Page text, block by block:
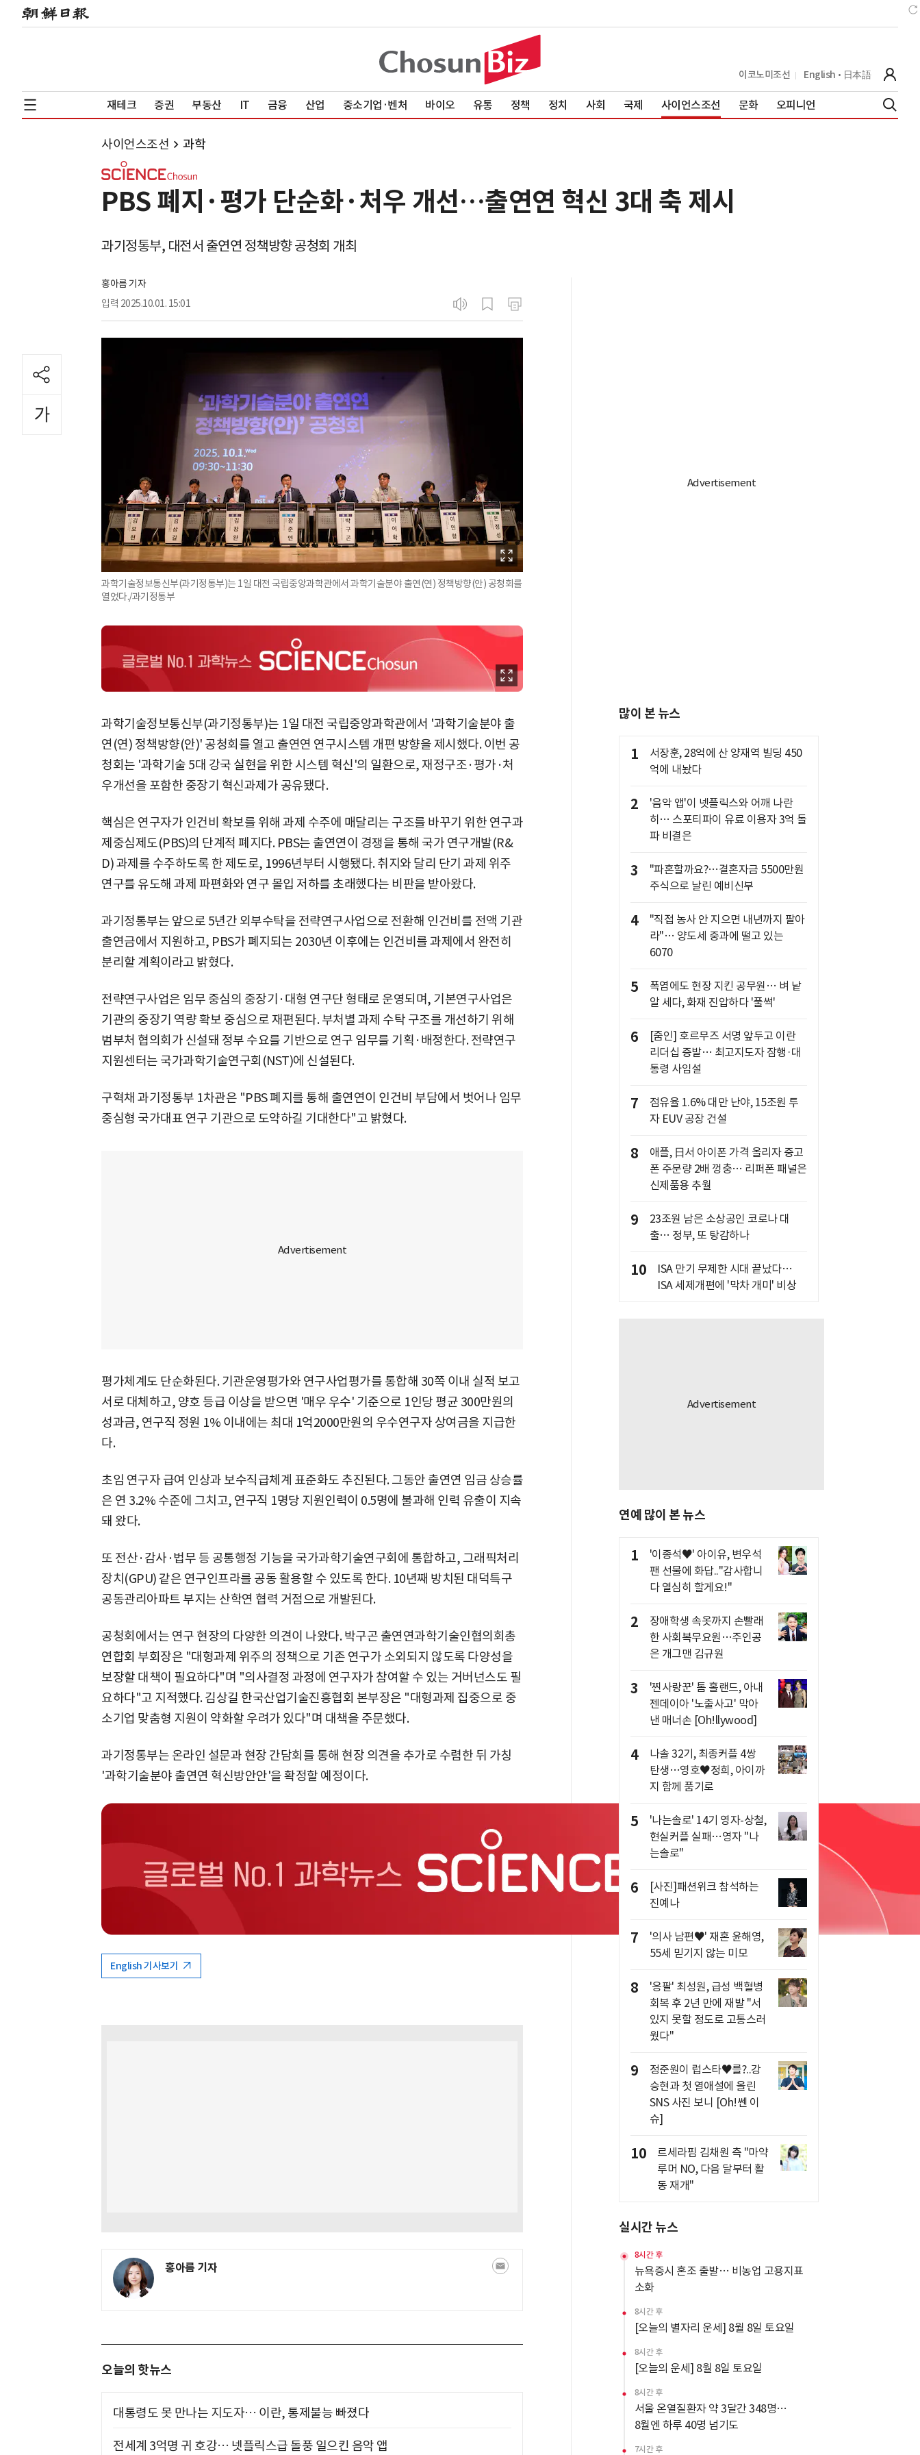
이코노미조선 English 日本語
재테크 증권 부동산 IT 금융 산업 중소기업·벤처 바이오 유통 정책 정치 사회 국제 사이언스조선 문화 오피니언
사이언스조선 과학
PBS 폐지·평가 단순화·처우 개선…출연연 혁신 3대 축 제시
과기정통부, 대전서 출연연 정책방향 공청회 개최
홍아름 기자
입력 2025.10.01. 15:01
과학기술정보통신부(과기정통부)는 1일 대전 국립중앙과학관에서 과학기술분야 출연(연) 정책방향(안) 공청회를
열었다./과기정통부
과학기술정보통신부(과기정통부)는 1일 대전 국립중앙과학관에서 '과학기술분야 출
연(연) 정책방향(안)' 공청회를 열고 출연연 연구시스템 개편 방향을 제시했다. 이번 공
청회는 '과학기술 5대 강국 실현을 위한 시스템 혁신'의 일환으로, 재정구조·평가·처
우개선을 포함한 중장기 혁신과제가 공유됐다.
핵심은 연구자가 인건비 확보를 위해 과제 수주에 매달리는 구조를 바꾸기 위한 연구과
제중심제도(PBS)의 단계적 폐지다. PBS는 출연연이 경쟁을 통해 국가 연구개발(R&
D) 과제를 수주하도록 한 제도로, 1996년부터 시행됐다. 취지와 달리 단기 과제 위주
연구를 유도해 과제 파편화와 연구 몰입 저하를 초래했다는 비판을 받아왔다.
과기정통부는 앞으로 5년간 외부수탁을 전략연구사업으로 전환해 인건비를 전액 기관
출연금에서 지원하고, PBS가 폐지되는 2030년 이후에는 인건비를 과제에서 완전히
분리할 계획이라고 밝혔다.
전략연구사업은 임무 중심의 중장기·대형 연구단 형태로 운영되며, 기본연구사업은
기관의 중장기 역량 확보 중심으로 재편된다. 부처별 과제 수탁 구조를 개선하기 위해
범부처 협의회가 신설돼 정부 수요를 기반으로 연구 임무를 기획·배정한다. 전략연구
지원센터는 국가과학기술연구회(NST)에 신설된다.
구혁채 과기정통부 1차관은 "PBS 폐지를 통해 출연연이 인건비 부담에서 벗어나 임무
중심형 국가대표 연구 기관으로 도약하길 기대한다"고 밝혔다.
평가체계도 단순화된다. 기관운영평가와 연구사업평가를 통합해 30쪽 이내 실적 보고
서로 대체하고, 양호 등급 이상을 받으면 '매우 우수' 기준으로 1인당 평균 300만원의
성과금, 연구직 정원 1% 이내에는 최대 1억2000만원의 우수연구자 상여금을 지급한
다.
초임 연구자 급여 인상과 보수직급체계 표준화도 추진된다. 그동안 출연연 임금 상승률
은 연 3.2% 수준에 그치고, 연구직 1명당 지원인력이 0.5명에 불과해 인력 유출이 지속
돼 왔다.
또 전산·감사·법무 등 공통행정 기능을 국가과학기술연구회에 통합하고, 그래픽처리
장치(GPU) 같은 연구인프라를 공동 활용할 수 있도록 한다. 10년째 방치된 대덕특구
공동관리아파트 부지는 산학연 협력 거점으로 개발된다.
공청회에서는 연구 현장의 다양한 의견이 나왔다. 박구곤 출연연과학기술인협의회총
연합회 부회장은 "대형과제 위주의 정책으로 기존 연구가 소외되지 않도록 다양성을
보장할 대책이 필요하다"며 "의사결정 과정에 연구자가 참여할 수 있는 거버넌스도 필
요하다"고 지적했다. 김상길 한국산업기술진흥협회 본부장은 "대형과제 집중으로 중
소기업 맞춤형 지원이 약화할 우려가 있다"며 대책을 주문했다.
과기정통부는 온라인 설문과 현장 간담회를 통해 현장 의견을 추가로 수렴한 뒤 가칭
'과학기술분야 출연연 혁신방안안'을 확정할 예정이다.
English 기사보기
홍아름 기자
오늘의 핫뉴스
대통령도 못 만나는 지도자… 이란, 통제불능 빠졌다
전세계 3억명 귀 호강… 넷플릭스급 돌풍 일으킨 음악 앱
많이 본 뉴스
1
서장훈, 28억에 산 양재역 빌딩 450
억에 내놨다
2
'음악 앱'이 넷플릭스와 어깨 나란
히… 스포티파이 유료 이용자 3억 돌
파 비결은
3
"파혼할까요?…결혼자금 5500만원
주식으로 날린 예비신부
4
"직접 농사 안 지으면 내년까지 팔아
라"… 양도세 중과에 떨고 있는
6070
5
폭염에도 현장 지킨 공무원… 벼 낱
알 세다, 화재 진압하다 '풀썩'
6
[줌인] 호르무즈 서명 앞두고 이란
리더십 증발… 최고지도자 잠행·대
통령 사임설
7
점유율 1.6% 대만 난야, 15조원 투
자 EUV 공장 건설
8
애플, 日서 아이폰 가격 올리자 중고
폰 주문량 2배 껑충… 리퍼폰 패널은
신제품용 추월
9
23조원 남은 소상공인 코로나 대
출… 정부, 또 탕감하나
10
ISA 만기 무제한 시대 끝났다…
ISA 세제개편에 '막차 개미' 비상
연예 많이 본 뉴스
1
'이종석♥' 아이유, 변우석
팬 선물에 화답.."감사합니
다 열심히 할게요!"
2
장애학생 속옷까지 손빨래
한 사회복무요원…주인공
은 개그맨 김규원
3
'찐사랑꾼' 톰 홀랜드, 아내
젠데이아 '노출사고' 막아
낸 매너손 [Oh!llywood]
4
나솔 32기, 최종커플 4쌍
탄생…영호♥정희, 아이까
지 함께 품기로
5
'나는솔로' 14기 영자-상철,
현실커플 실패…영자 "나
는솔로"
6
[사진]패션위크 참석하는
진예나
7
'의사 남편♥' 재혼 윤해영,
55세 믿기지 않는 미모
8
'응팔' 최성원, 급성 백혈병
회복 후 2년 만에 재발 "서
있지 못할 정도로 고통스러
웠다"
9
정준원이 럽스타♥를?..강
승현과 첫 열애설에 올린
SNS 사진 보니 [Oh!쎈 이
슈]
10
르세라핌 김채원 측 "마약
루머 NO, 다음 달부터 활
동 재개"
실시간 뉴스
8시간 후
뉴욕증시 혼조 출발… 비농업 고용지표
소화
8시간 후
[오늘의 별자리 운세] 8월 8일 토요일
8시간 후
[오늘의 운세] 8월 8일 토요일
8시간 후
서울 온열질환자 약 3달간 348명…
8월엔 하루 40명 넘기도
7시간 후